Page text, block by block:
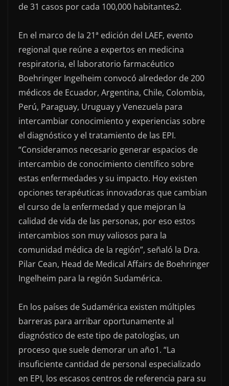
de 31 casos por cada 100,000 habitantes2.
En el marco de la 21ª edición del LAEF, evento
regional que reúne a expertos en medicina
respiratoria, el laboratorio farmacéutico
Boehringer Ingelheim convocó alrededor de 200
médicos de Ecuador, Argentina, Chile, Colombia,
Perú, Paraguay, Uruguay y Venezuela para
intercambiar conocimiento y experiencias sobre
el diagnóstico y el tratamiento de las EPI.
“Consideramos necesario generar espacios de
intercambio de conocimiento científico sobre
estas enfermedades y su impacto. Hoy existen
opciones terapéuticas innovadoras que cambian
el curso de la enfermedad y que mejoran la
calidad de vida de las personas, por eso estos
intercambios son muy valiosos para la
comunidad médica de la región”, señaló la Dra.
Pilar Cean, Head de Medical Affairs de Boehringer
Ingelheim para la región Sudamérica.
En los países de Sudamérica existen múltiples
barreras para arribar oportunamente al
diagnóstico de este tipo de patologías, un
proceso que suele demorar un año1. “La
insuficiente cantidad de personal especializado
en EPI, los escasos centros de referencia para su